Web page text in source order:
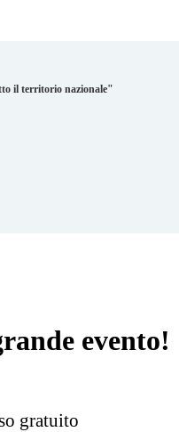
il territorio nazionale"
evento!
gratuito